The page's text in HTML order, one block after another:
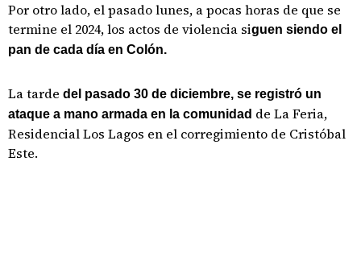
Por otro lado, el pasado lunes, a pocas horas de que se
termine el 2024, los actos de violencia siguen siendo el
pan de cada día en Colón.
La tarde del pasado 30 de diciembre, se registró un
ataque a mano armada en la comunidad de La Feria,
Residencial Los Lagos en el corregimiento de Cristóbal
Este.